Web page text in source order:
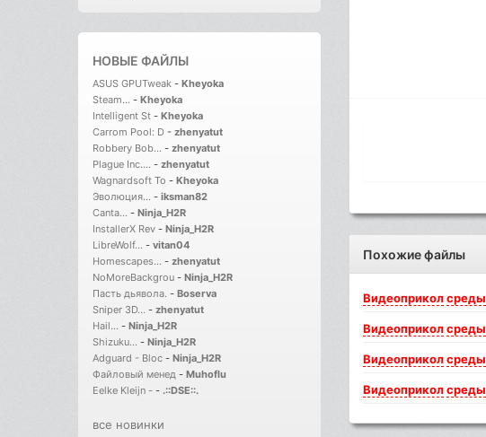
НОВЫЕ ФАЙЛЫ
ASUS GPUTweak - Kheyoka
Steam... - Kheyoka
Intelligent St - Kheyoka
Carrom Pool: D - zhenyatut
Robbery Bob... - zhenyatut
Plague Inc.... - zhenyatut
Wagnardsoft To - Kheyoka
Эволюция... - iksman82
Canta... - Ninja_H2R
InstallerX Rev - Ninja_H2R
LibreWolf... - vitan04
Homescapes... - zhenyatut
NoMoreBackgrou - Ninja_H2R
Пасть дьявола. - Boserva
Sniper 3D... - zhenyatut
Hail... - Ninja_H2R
Shizuku... - Ninja_H2R
Adguard - Bloc - Ninja_H2R
Файловый менед - Muhoflu
Eelke Kleijn - - .::DSE::.
все новинки
Похожие файлы
Видеоприколсреды
Видеоприколсреды
Видеоприколсреды
Видеоприколсреды